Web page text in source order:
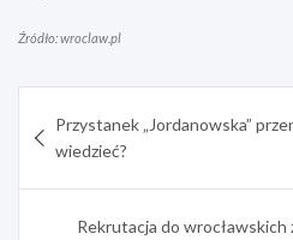
Źródło: wroclaw.pl
wpisu
Przystanek „Jordanowska”
wiedzieć?
Rekrutacja do